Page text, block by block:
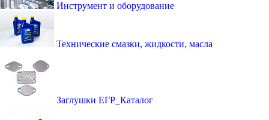
Инструмент и оборудование
Технические смазки, жидкости, масла
Заглушки ЕГР_Каталог